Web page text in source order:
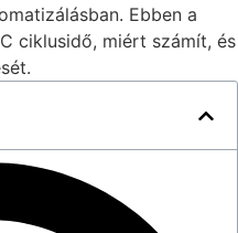
Ebben a
ciklusidő, miért számít, és